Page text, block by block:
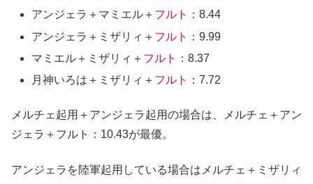
アンジェラ＋マミエル＋ フルト
：8.44
アンジェラ＋ミザリィ＋ フルト
：9.99
マミエル＋ミザリィ＋ フルト
：8.37
月神いろは＋ミザリィ＋ フルト ：7.72
メルチェ起用＋アンジェラ起用の場合は、メルチェ＋アン
ジェラ＋フルト：10.43が最優。
アンジェラを陸軍起用している場合はメルチェ＋ミザリィ